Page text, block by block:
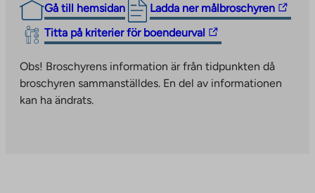
Gå till hemsidan Ladda ner målbroschyren
The
link
takes
to
an
Titta på kriterier för boendeurval
The
link
takes
you
to
Obs! Broschyrens information är från tidpunkten då
broschyren sammanställdes. En del av informationen
kan ha ändrats.